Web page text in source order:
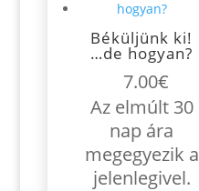
Béküljünk ki!
…de hogyan?
7.00€
Az elmúlt 30
nap ára
megegyezik a
jelenlegivel.